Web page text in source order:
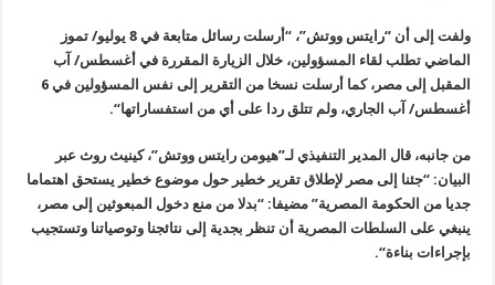
ولفت إلى أن “رايتس ووتش”، “أرسلت رسائل متابعة في 8 يوليو/ تموز
الماضي تطلب لقاء المسؤولين، خلال الزيارة المقررة في أغسطس/ آب
المقبل إلى مصر، كما أرسلت نسخا من التقرير إلى نفس المسؤولين في 6
أغسطس/ آب الجاري، ولم تتلق ردا على أي من استفساراتها“.
من جانبه، قال المدير التنفيذي لـ”هيومن رايتس ووتش”، كينيث روث عبر
البيان: “جئنا إلى مصر لإطلاق تقرير خطير حول موضوع خطير يستحق اهتماما
جديا من الحكومة المصرية” مضيفا: “بدلا من منع دخول المبعوثين إلى مصر،
ينبغي على السلطات المصرية أن تنظر بجدية إلى نتائجنا وتوصياتنا وتستجيب
بإجراءات بناءة“.